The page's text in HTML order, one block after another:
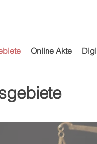
Online Akte